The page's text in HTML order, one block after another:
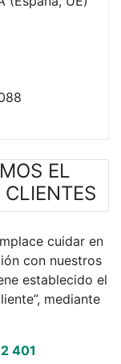
EL
cuidar en
con nuestros
establecido el
mediante
401